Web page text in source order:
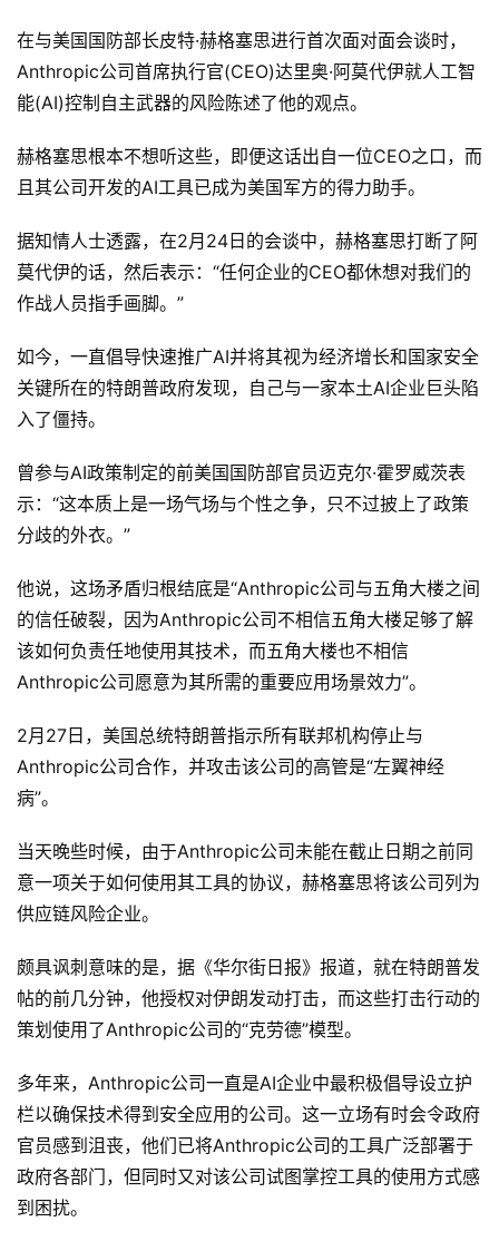
原
创
在与美国国防部长皮特·赫格塞思进行首次面对面会谈时，
Anthropic公司首席执行官(CEO)达里奥·阿莫代伊就人工智
能(AI)控制自主武器的风险陈述了他的观点。
赫格塞思根本不想听这些，即便这话出自一位CEO之口，而
且其公司开发的AI工具已成为美国军方的得力助手。
据知情人士透露，在2月24日的会谈中，赫格塞思打断了阿
莫代伊的话，然后表示：“任何企业的CEO都休想对我们的
作战人员指手画脚。”
如今，一直倡导快速推广AI并将其视为经济增长和国家安全
关键所在的特朗普政府发现，自己与一家本土AI企业巨头陷
入了僵持。
曾参与AI政策制定的前美国国防部官员迈克尔·霍罗威茨表
示：“这本质上是一场气场与个性之争，只不过披上了政策
分歧的外衣。”
他说，这场矛盾归根结底是“Anthropic公司与五角大楼之间
的信任破裂，因为Anthropic公司不相信五角大楼足够了解
该如何负责任地使用其技术，而五角大楼也不相信
Anthropic公司愿意为其所需的重要应用场景效力”。
2月27日，美国总统特朗普指示所有联邦机构停止与
Anthropic公司合作，并攻击该公司的高管是“左翼神经
病”。
当天晚些时候，由于Anthropic公司未能在截止日期之前同
意一项关于如何使用其工具的协议，赫格塞思将该公司列为
供应链风险企业。
颇具讽刺意味的是，据《华尔街日报》报道，就在特朗普发
帖的前几分钟，他授权对伊朗发动打击，而这些打击行动的
策划使用了Anthropic公司的“克劳德”模型。
多年来，Anthropic公司一直是AI企业中最积极倡导设立护
栏以确保技术得到安全应用的公司。这一立场有时会令政府
官员感到沮丧，他们已将Anthropic公司的工具广泛部署于
政府各部门，但同时又对该公司试图掌控工具的使用方式感
到困扰。